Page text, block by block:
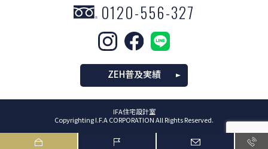
0120-556-327
ZEH普及実績
IFA住宅設計室
Copyrighting I.F.A CORPORATION All Rights Reserved.